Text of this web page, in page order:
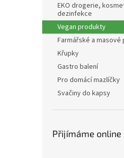
EKO drogerie,
dezinfekce
Vegan produkty
Farmářské a
Křupky
Gastro balení
Pro domácí mazlíčky
Svačiny do kapsy
Přijímáme